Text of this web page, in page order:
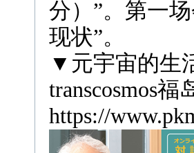
分）”。第一
现状”。
▼元宇宙的生
transcosmos福
https://